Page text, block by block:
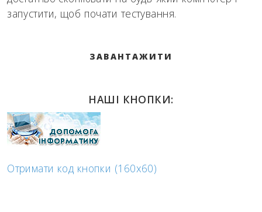
запустити, щоб почати тестування.
ЗАВАНТАЖИТИ
НАШІ КНОПКИ:
Отримати код кнопки (160x60)